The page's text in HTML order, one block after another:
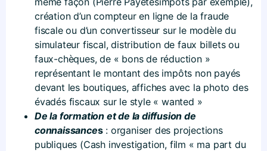
création d’un compteur en ligne de la fraude
fiscale ou d’un convertisseur sur le modèle du
simulateur fiscal, distribution de faux billets ou
faux-chèques, de « bons de réduction »
représentant le montant des impôts non payés
devant les boutiques, affiches avec la photo des
évadés fiscaux sur le style « wanted »
De la formation et de la diffusion de
connaissances: organiser des projections
publiques (Cash investigation, film « ma part du